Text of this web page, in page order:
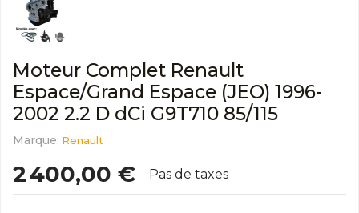
Moteur Complet Renault
Espace/Grand Espace (JEO) 1996-
2002 2.2 D dCi G9T710 85/115
Marque: Renault
2 400,00 € Pas de taxes